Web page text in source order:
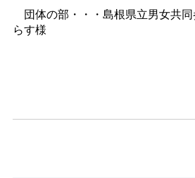
団体の部・・・島根県立男女共
らす様